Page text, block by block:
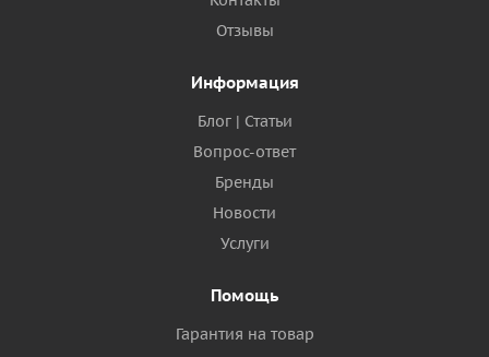
Отзывы
Информация
Блог | Статьи
Вопрос-ответ
Бренды
Новости
Услуги
Помощь
Гарантия на товар